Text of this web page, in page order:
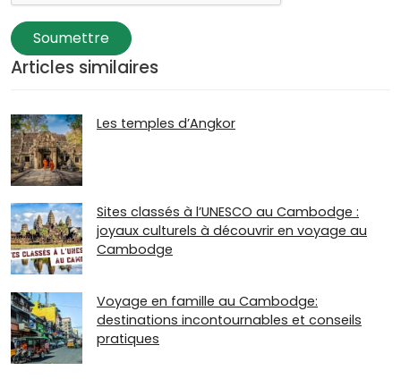
Soumettre
Articles similaires
Les temples d’Angkor
Sites classés à l’UNESCO au Cambodge :
joyaux culturels à découvrir en voyage au
Cambodge
Voyage en famille au Cambodge:
destinations incontournables et conseils
pratiques